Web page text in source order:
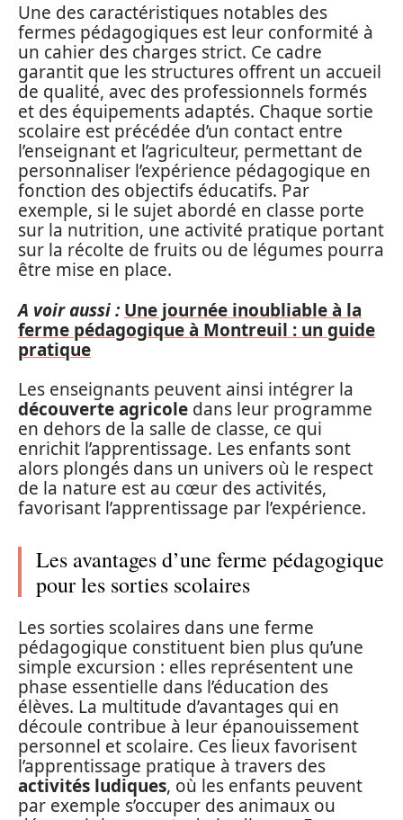
Une des caractéristiques notables des
fermes pédagogiques est leur conformité à
un cahier des charges strict. Ce cadre
garantit que les structures offrent un accueil
de qualité, avec des professionnels formés
et des équipements adaptés. Chaque sortie
scolaire est précédée d’un contact entre
l’enseignant et l’agriculteur, permettant de
personnaliser l’expérience pédagogique en
fonction des objectifs éducatifs. Par
exemple, si le sujet abordé en classe porte
sur la nutrition, une activité pratique portant
sur la récolte de fruits ou de légumes pourra
être mise en place.
A voir aussi : Une journée inoubliable à la
ferme pédagogique à Montreuil : un guide
pratique
Les enseignants peuvent ainsi intégrer la
découverte agricole dans leur programme
en dehors de la salle de classe, ce qui
enrichit l’apprentissage. Les enfants sont
alors plongés dans un univers où le respect
de la nature est au cœur des activités,
favorisant l’apprentissage par l’expérience.
Les avantages d’une ferme pédagogique
pour les sorties scolaires
Les sorties scolaires dans une ferme
pédagogique constituent bien plus qu’une
simple excursion : elles représentent une
phase essentielle dans l’éducation des
élèves. La multitude d’avantages qui en
découle contribue à leur épanouissement
personnel et scolaire. Ces lieux favorisent
l’apprentissage pratique à travers des
activités ludiques, où les enfants peuvent
par exemple s’occuper des animaux ou